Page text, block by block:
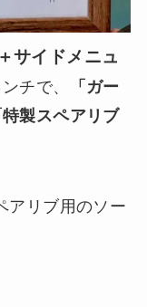
サイドメニュ
チで、
「ガー
特製スペアリブ
アリブ用のソー